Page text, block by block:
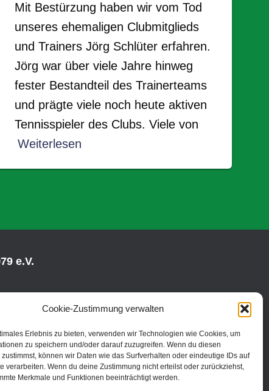
Cookie-Zustimmung verwalten
Erlebnis zu bieten, verwenden wir Technologien wie Cookies, um
zu speichern und/oder darauf zuzugreifen. Wenn du diesen
können wir Daten wie das Surfverhalten oder eindeutige IDs auf
verarbeiten. Wenn du deine Zustimmung nicht erteilst oder zurückziehst,
Merkmale und Funktionen beeinträchtigt werden.
Mit Bestürzung haben wir vom Tod
unseres ehemaligen Clubmitglieds
und Trainers Jörg Schlüter erfahren.
Jörg war über viele Jahre hinweg
fester Bestandteil des Trainerteams
und prägte viele noch heute aktiven
Tennisspieler des Clubs. Viele von
Weiterlesen
e.V.